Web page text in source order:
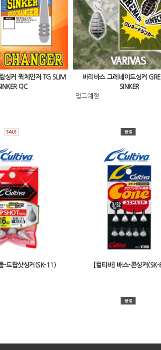
싱커 퀵체인저 TG SLIM
QC
바리바스 그레네이드싱커
SINKER
입고예정
-드랍샷싱커(SK-11) [컬티바] 배스-콘싱커(SK-